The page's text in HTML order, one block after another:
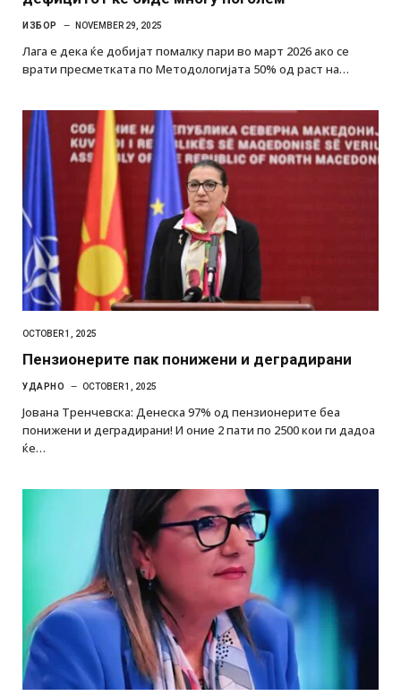
ИЗБОР NOVEMBER 29, 2025
Лага е дека ќе добијат помалку пари во март 2026 ако се
врати пресметката по Методологијата 50% од раст на…
OCTOBER 1, 2025
Пензионерите пак понижени и деградирани
УДАРНО OCTOBER 1, 2025
Јована Тренчевска: Денеска 97% од пензионерите беа
понижени и деградирани! И оние 2 пати по 2500 кои ги дадоа
ќе…